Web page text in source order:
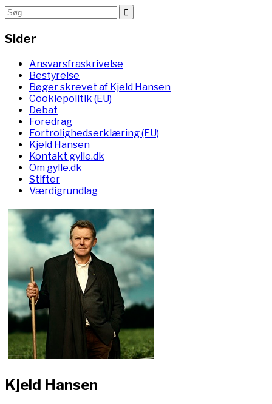
Sider
Ansvarsfraskrivelse
Bestyrelse
Bøger skrevet af Kjeld Hansen
Cookiepolitik (EU)
Debat
Foredrag
Fortrolighedserklæring (EU)
Kjeld Hansen
Kontakt gylle.dk
Om gylle.dk
Stifter
Værdigrundlag
Kjeld Hansen